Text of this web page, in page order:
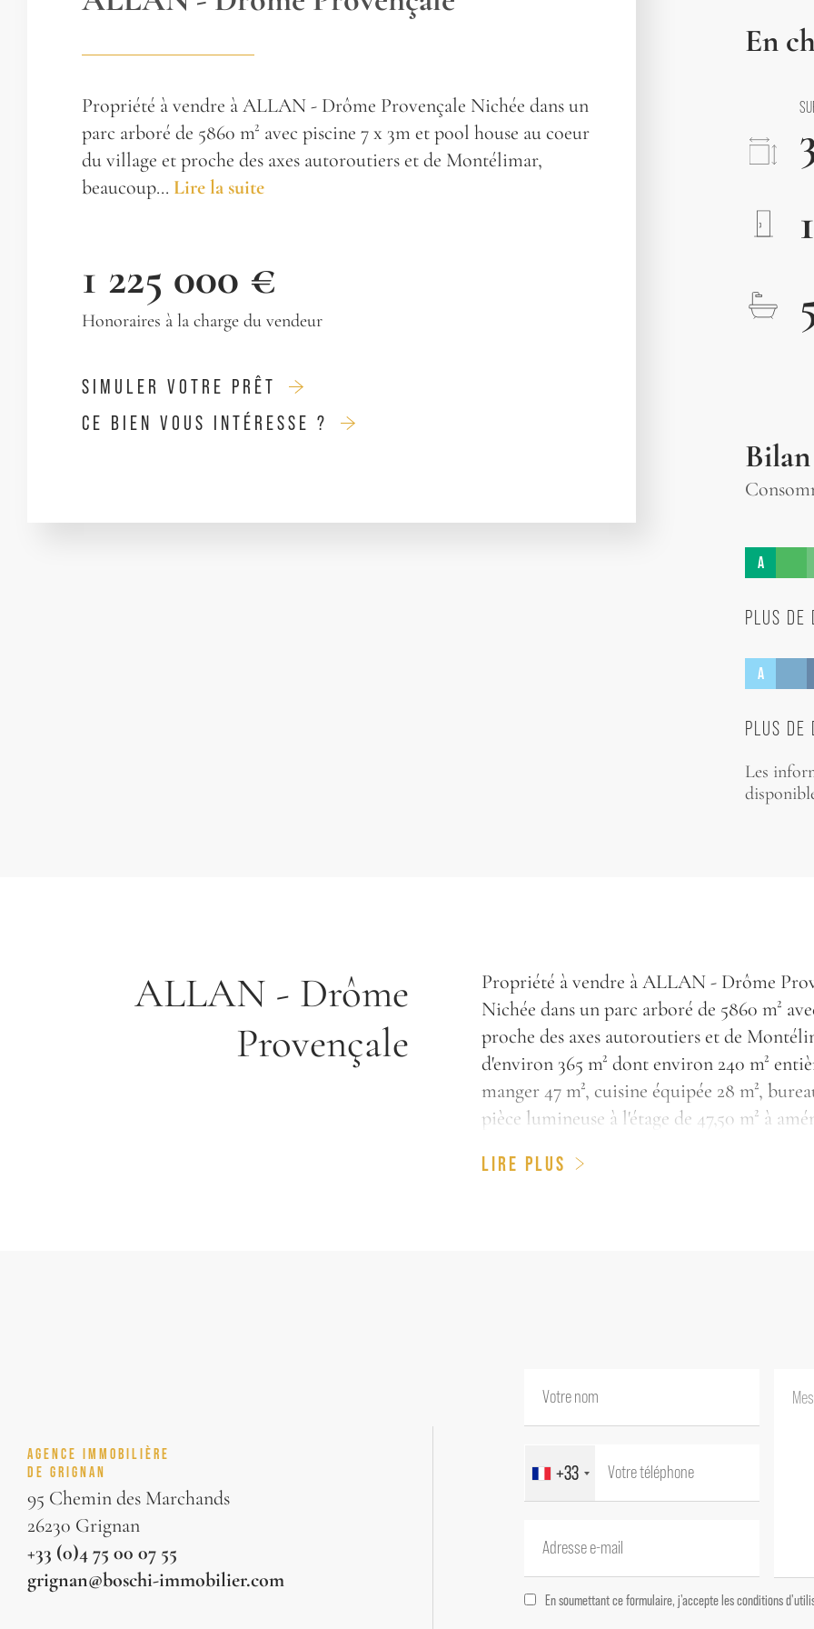
Propriété à vendre à ALLAN - Drôme Provençale Nichée dans un
parc arboré de 5860 m² avec piscine 7 x 3m et pool house au coeur
du village et proche des axes autoroutiers et de Montélimar,
beaucoup... Lire la suite
1 225 000 €
Honoraires à la charge du vendeur
SIMULER VOTRE PRÊT
CE BIEN VOUS INTÉRESSE ?
En
A
PLUS DE
A
PLUS DE
Les
ALLAN - Drôme
Provençale
Propriété à vendre à ALLAN - Drôme
Nichée dans un parc arboré de 5860 m²
proche des axes autoroutiers et de
d'environ 365 m² dont environ 240 m²
manger 47 m², cuisine équipée 28 m²,
pièce lumineuse à l'étage de 47,50 m² à
Idéale en grande maison de famille ou
--- ETAGE 1 ---
Wc avec lave-mains 1,30 m²
Salon / salle à manger dans la tour de
Cellier 4,30 m²
Bureau (ou chambre) 13 m²
Dégagement côté nuit 9,50 m²
LIRE PLUS
AGENCE IMMOBILIÈRE
DE GRIGNAN
95 Chemin des Marchands
26230 Grignan
+33 (0)4 75 00 07 55
grignan@boschi-immobilier.com
+33
En soumettant ce formulaire, j'accepte les conditions